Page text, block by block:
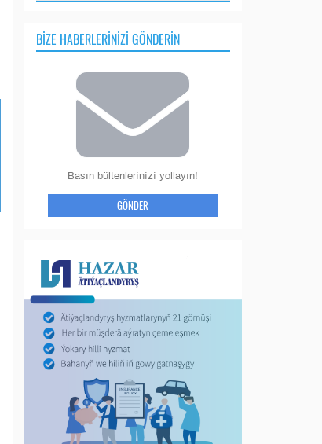
BIZE HABERLERINIZI GÖNDERIN
Basın bültenlerinizi yollayın!
GÖNDER